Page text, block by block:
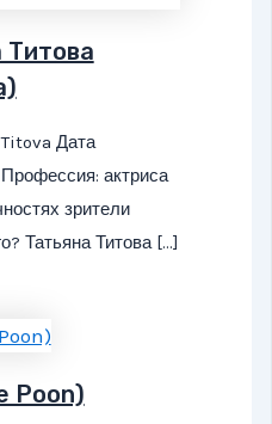
Титова
Дата
актриса
зрители
Татьяна Титова […]
Poon)